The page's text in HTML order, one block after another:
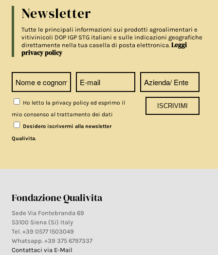
Newsletter
Tutte le principali informazioni sui prodotti agroalimentari e
vitivinicoli DOP IGP STG italiani e sulle indicazioni geografiche
direttamente nella tua casella di posta elettronica.Leggi
privacy policy
Ho letto la privacy policy ed esprimo il
mio consenso al trattamento dei dati
Desidero iscrivermi alla newsletter
Qualivita.
Fondazione Qualivita
Sede Via Fontebranda 69
53100 Siena (Si) Italy
Tel. +39 0577 1503049
Whatsapp. +39 375 6797337
Contattaci via E-Mail